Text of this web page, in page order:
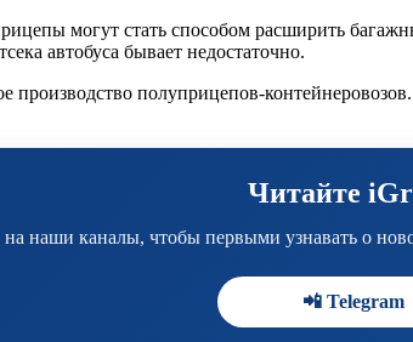
могут стать способом расширить
автобуса бывает недостаточно.
производство полуприцепов-контейнеровозов.
Читайте
наши каналы, чтобы первыми узнавать о
📲 Telegram